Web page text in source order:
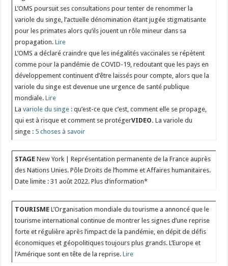
L’OMS poursuit ses consultations pour tenter de renommer la
variole du singe, l’actuelle dénomination étant jugée stigmatisante
pour les primates alors qu’ils jouent un rôle mineur dans sa
propagation.Lire
L’OMS a déclaré craindre que les inégalités vaccinales se répètent
comme pour la pandémie de COVID-19, redoutant que les pays en
développement continuent d’être laissés pour compte, alors que la
variole du singe est devenue une urgence de santé publique
mondiale.Lire
Lavariole du singe : qu’est-ce que c’est, comment elle se propage,
qui est à risque et comment se protégerVIDEO. La variole du
singe : 5 choses à savoir
STAGE New York | Représentation permanente de la France auprès
des Nations Unies. Pôle Droits de l’homme et Affaires humanitaires.
Date limite : 31 août 2022. Plus d’information*
TOURISME L’Organisation mondiale du tourisme a annoncé que le
tourisme international continue de montrer les signes d’une reprise
forte et régulière après l’impact de la pandémie, en dépit de défis
économiques et géopolitiques toujours plus grands. L’Europe et
l’Amérique sont en tête de la reprise.Lire